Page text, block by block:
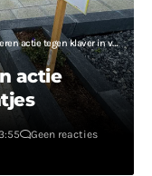
tegen klaver in voortuintjes
actie
Geen reacties